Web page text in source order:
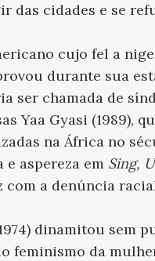
das cidades e se
cujo fel a
durante sua
ser chamada de
Yaa Gyasi (1989),
na África no
aspereza em Sing,
com a denúncia
dinamitou sem
feminismo da